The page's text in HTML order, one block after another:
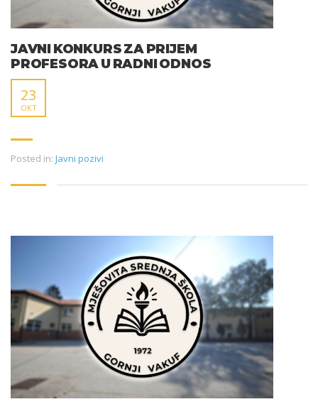
JAVNI KONKURS ZA PRIJEM
PROFESORA U RADNI ODNOS
23
OKT
Posted in: Javni pozivi